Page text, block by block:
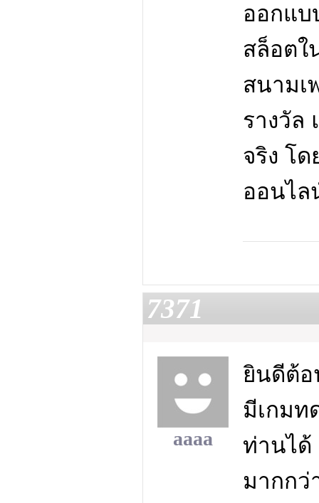
ออกแบ
สล็อตใ
สนามเ
รางวัล
จริง โ
ออนไ
7371
aaaa
ยินดีต้อ
มีเกมท
ท่านได้
มากกว่